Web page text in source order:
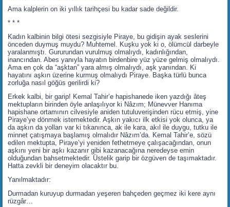
Ama kalplerin on iki yıllık tarihçesi bu kadar sade değildir.
* * *
Kadın kalbinin bilgi ötesi sezgisiyle Piraye, bu gidişin ayak seslerini
önceden duymuş muydu? Muhtemel. Kuşku yok ki o, ölümcül darbeyle
yaralanmıştı. Gururundan vurulmuş olmalıydı, kadınlığından,
inancından. Abes yanıyla hayatın birdenbire yüz yüze gelmiş olmalıydı.
Ama en çok da “aşktan” yara almış olmalıydı, aşk yanından. Ki
hayatını aşkın üzerine kurmuş olmalıydı Piraye. Başka türlü bunca
zorluğa nasıl göğüs gerilirdi ki?
Erkek kalbi, bir garip! Kemal Tahir’e hapishanede iken yazdığı âteş
mektupların birinden öyle anlaşılıyor ki Nâzım; Münevver Hanıma
hapishane ortamının cilvesiyle aniden tutuluverişinden rücu etmiş, yine
Piraye’ye dönmek istemektedir. Aşkın yakıcı ilk etkisi yok olunca, ya
da aşkın da yolları var ki tıkanınca, ak ile kara, akıl ile duygu, tutku ile
minnet çatışmaya başlamış olmalıdır Nâzım’da. Kemal Tahir’e, sözü
edilen mektupta, Piraye’yi yeniden fethetmeye çalışacağından, onun
aşkını yeni bir aşkı kazanır gibi kazanacağına neredeyse emin
olduğundan bahsetmektedir. Üstelik garip bir özgüven de taşımaktadır.
Hatta zevkli bir deneyim olacaktır bu.
Yanılmaktadır:
Durmadan kuruyup durmadan yeşeren bahçeden geçmez iki kere aynı
rüzgâr…